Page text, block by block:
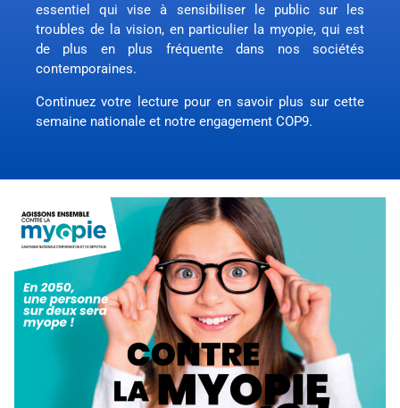
essentiel qui vise à sensibiliser le public sur les
troubles de la vision, en particulier la myopie, qui est
de plus en plus fréquente dans nos sociétés
contemporaines.
Continuez votre lecture pour en savoir plus sur cette
semaine nationale et notre engagement COP9.